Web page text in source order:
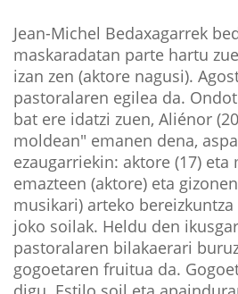
Jean-Michel Bedaxagarrek
maskaradatan parte hartu
izan zen (aktore nagusi).
pastoralaren egilea da.
bat ere idatzi zuen, Aliénor
moldean" emanen dena,
ezaugarriekin: aktore (17) eta
emazteen (aktore) eta
musikari) arteko
joko soilak. Heldu den
pastoralaren bilakaerari
gogoetaren fruitua da.